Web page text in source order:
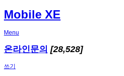
Mobile XE
Menu
온라인문의 [28,528]
쓰기